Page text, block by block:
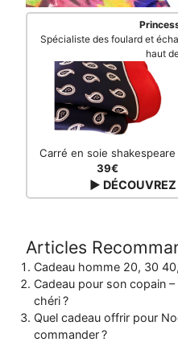
Spécialiste des foulard et
haut
Carré en soie shakespeare
39€
▶
Articles
Cadeau homme 20, 30
Cadeau pour son copain
chéri ?
Quel cadeau offrir pour
commander ?